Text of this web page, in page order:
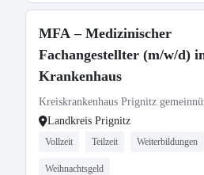
MFA – Medizinischer
Fachangestellter (m/w/d)
Krankenhaus
Kreiskrankenhaus Prignitz
Landkreis Prignitz
Vollzeit Teilzeit Weiterbildungen
Weihnachtsgeld